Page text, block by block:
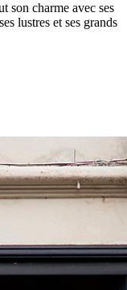
son charme avec ses
lustres et ses grands